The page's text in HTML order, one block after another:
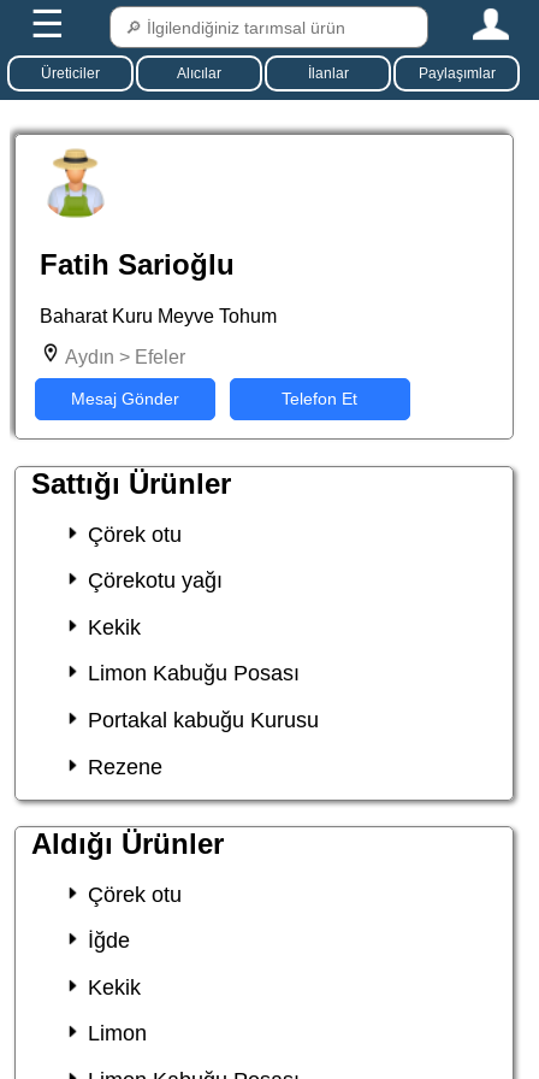
☰
Üreticiler Alıcılar İlanlar Paylaşımlar
Fatih Sarioğlu
Baharat Kuru Meyve Tohum
Aydın > Efeler
Mesaj Gönder Telefon Et
Sattığı Ürünler
Çörek otu
Çörekotu yağı
Kekik
Limon Kabuğu Posası
Portakal kabuğu Kurusu
Rezene
Aldığı Ürünler
Çörek otu
İğde
Kekik
Limon